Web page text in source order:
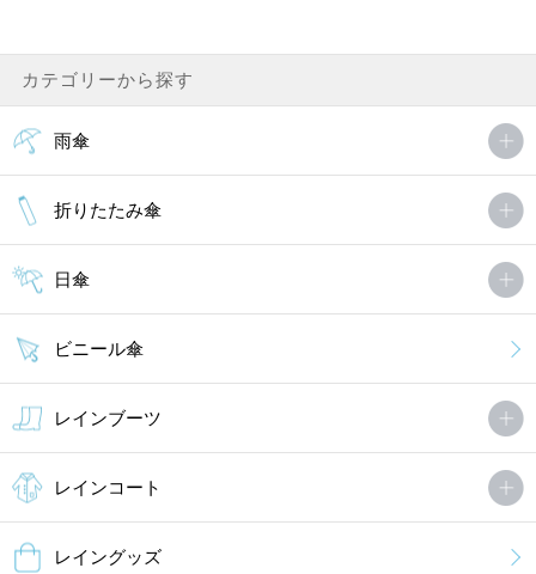
カテゴリーから探す
雨傘
折りたたみ傘
日傘
ビニール傘
レインブーツ
レインコート
レイングッズ